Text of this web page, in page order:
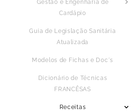
Gestão e Engenharia de
Cardápio
Guia de Legislação Sanitária
Atualizada
Modelos de Fichas e Doc´s
Dicionário de Técnicas
FRANCÊSAS
Receitas